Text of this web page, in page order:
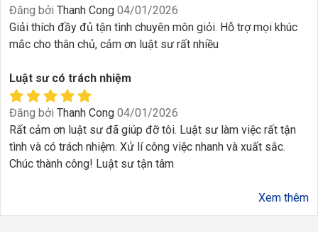
Đăng bởi Thanh Cong 04/01/2026
Giải thích đầy đủ tận tình chuyên môn giỏi. Hỗ trợ mọi khúc
mắc cho thân chủ, cảm ơn luật sư rất nhiều
Luật sư có trách nhiệm
Đăng bởi Thanh Cong 04/01/2026
Rất cảm ơn luật sư đã giúp đỡ tôi. Luật sư làm việc rất tận
tình và có trách nhiệm. Xử lí công việc nhanh và xuất sắc.
Chúc thành công! Luật sư tận tâm
Xem thêm